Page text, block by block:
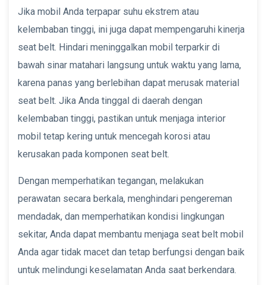
Jika mobil Anda terpapar suhu ekstrem atau
kelembaban tinggi, ini juga dapat mempengaruhi kinerja
seat belt. Hindari meninggalkan mobil terparkir di
bawah sinar matahari langsung untuk waktu yang lama,
karena panas yang berlebihan dapat merusak material
seat belt. Jika Anda tinggal di daerah dengan
kelembaban tinggi, pastikan untuk menjaga interior
mobil tetap kering untuk mencegah korosi atau
kerusakan pada komponen seat belt.
Dengan memperhatikan tegangan, melakukan
perawatan secara berkala, menghindari pengereman
mendadak, dan memperhatikan kondisi lingkungan
sekitar, Anda dapat membantu menjaga seat belt mobil
Anda agar tidak macet dan tetap berfungsi dengan baik
untuk melindungi keselamatan Anda saat berkendara.